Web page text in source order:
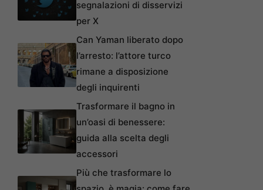
segnalazioni di disservizi
per X
Can Yaman liberato dopo
l’arresto: l’attore turco
rimane a disposizione
degli inquirenti
Trasformare il bagno in
un’oasi di benessere:
guida alla scelta degli
accessori
Più che trasformare lo